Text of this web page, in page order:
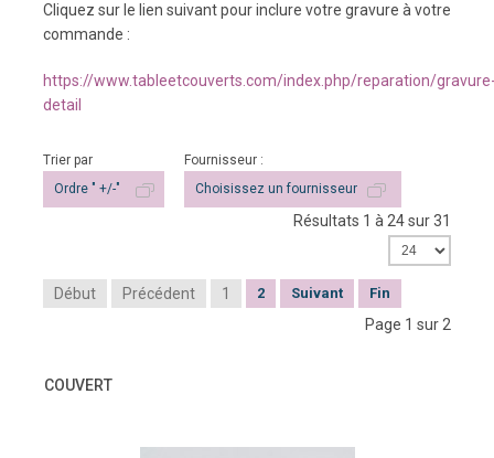
Cliquez sur le lien suivant pour inclure votre gravure à votre
commande :
https://www.tableetcouverts.com/index.php/reparation/
detail
Trier par
Ordre " +/-"
Fournisseur :
Choisissez un fournisseur
Résultats 1 à 24 sur 31
Début Précédent 1 2 Suivant Fin
Page 1 sur 2
COUVERT